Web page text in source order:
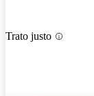
Trato justo